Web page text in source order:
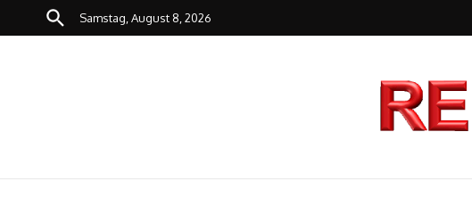
Zum Inhalt springen
Samstag, August 8, 2026